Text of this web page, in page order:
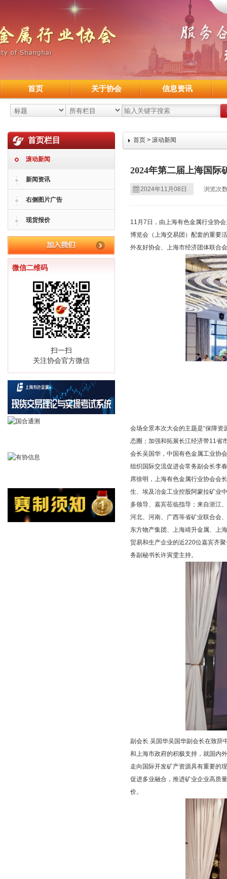
首页 关于协会 信息资讯
首页栏目
滚动新闻
新闻资讯
右侧图片广告
现货报价
微信二维码
扫一扫
关注协会官方微信
首页 > 滚动新闻
2024年第二届上海国际
2024年11月08日 浏览次
11月7日，由上海有色金属行业协
博览会（上海交易团）配套的重要
外友好协会、上海市经济团体联合
会场全景本次大会的主题是“保障资
态圈；加强和拓展长江经济带11省
会长吴国华，中国有色金属工业协
组织国际交流促进会常务副会长李
席徐明，上海有色金属行业协会会
生、埃及冶金工业控股阿蒙拉矿业
多领导、嘉宾莅临指导；来自浙江
河北、河南、广西等省矿业联合会
东方物产集团、上海靖升金属、上
贸易和生产企业的近220位嘉宾齐
务副秘书长许寅雯主持。
副会长 吴国华吴国华副会长在致辞
和上海市政府的积极支持，就国内
走向国际开发矿产资源具有重要的
促进多业融合，推进矿业企业高质
价。